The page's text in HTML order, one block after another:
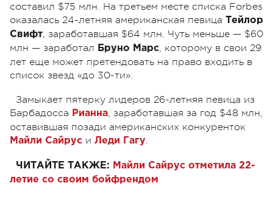
составил $75 млн. На третьем месте списка Forbеs
оказалась 24-летняя американская певица Тейлор
Свифт, заработавшая $64 млн. Чуть меньше — $60
млн — заработал Бруно Марс, которому в свои 29
лет еще может претендовать на право входить в
список звезд «до 30-ти».
Замыкает пятерку лидеров 26-летняя певица из
Барбадосса Рианна, заработавшая за год $48 млн,
оставившая позади американских конкуренток
Майли Сайрус и Леди Гагу.
ЧИТАЙТЕ ТАКЖЕ: Майли Сайрус отметила 22-
летие со своим бойфрендом